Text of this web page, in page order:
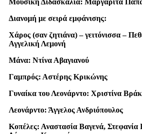
Μουσική Διδασκαλία: Μαργαρίτα
Διανομή με σειρά εμφάνισης:
Χάρος (σαν ζητιάνα) – γειτόνισσα –
Αγγελική Λεμονή
Μάνα: Ντίνα Αβαγιανού
Γαμπρός: Αστέρης Κρικώνης
Γυναίκα του Λεονάρντο: Χριστίνα
Λεονάρντο: Άγγελος Ανδριόπουλος
Κοπέλες: Αναστασία Βαγενά, Στεφανία